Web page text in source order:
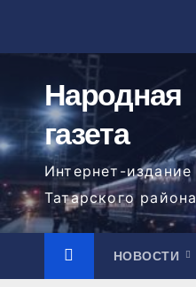
содержимому
Народная
газета
Интернет-издание
Татарского района
НОВОСТИ